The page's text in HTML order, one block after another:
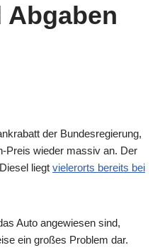
Abgaben
der Bundesregierung,
Preis wieder massiv an. Der
liegt vielerorts bereits bei
Auto angewiesen sind,
ein großes Problem dar.